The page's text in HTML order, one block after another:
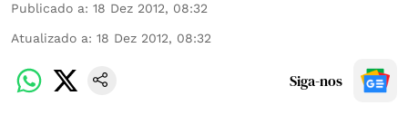
Publicado a: 18 Dez 2012, 08:32
Atualizado a: 18 Dez 2012, 08:32
Siga-nos